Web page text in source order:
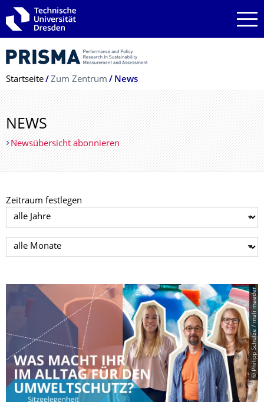
Zur Hauptnavigation springen
Zur Suche springen
Zum Inhalt springen
Breadcrumb-Menü
Startseite Zum Zentrum News
NEWS
Newsübersicht abonnieren
Zeitraum festlegen
Jahr auswählen
Monat auswählen
© Philipp Schulze / mali maeder